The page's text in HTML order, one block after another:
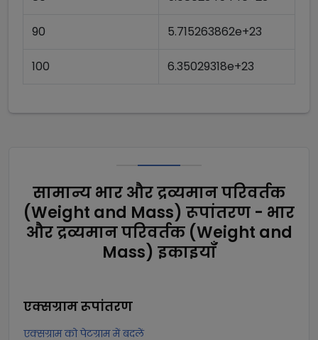
90 5.715263862e+23
100 6.35029318e+23
सामान्य भार और द्रव्यमान परिवर्तक
(Weight and Mass) रूपांतरण - भार
और द्रव्यमान परिवर्तक (Weight and
Mass) इकाइयाँ
एक्सग्रामरूपांतरण
एक्सग्राम को पेटग्राम में बदलें